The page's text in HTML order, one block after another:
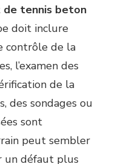
tennis beton
doit inclure
contrôle de la
l’examen des
de la
des sondages ou
sont
peut sembler
un défaut plus